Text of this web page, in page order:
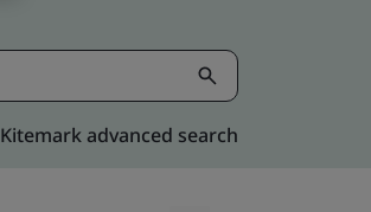
Kitemark advanced search